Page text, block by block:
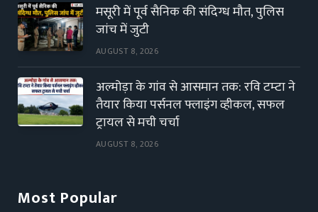
मसूरी में पूर्व सैनिक की संदिग्ध मौत, पुलिस
जांच में जुटी
AUGUST 8, 2026
अल्मोड़ा के गांव से आसमान तक: रवि टम्टा ने
तैयार किया पर्सनल फ्लाइंग व्हीकल, सफल
ट्रायल से मची चर्चा
AUGUST 8, 2026
Most Popular